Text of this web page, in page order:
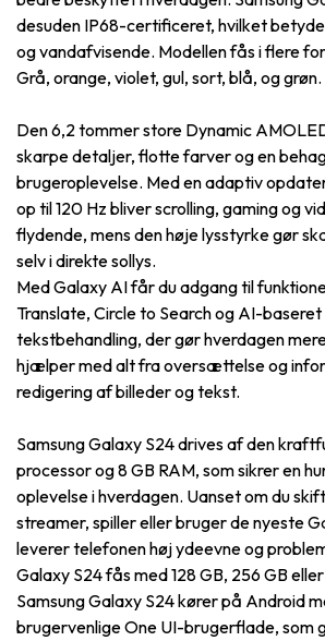
desuden IP68-certificeret, hvilket
og vandafvisende. Modellen fås i flere
Grå, orange, violet, gul, sort, blå, og grøn.
Den 6,2 tommer store Dynamic
skarpe detaljer, flotte farver og en
brugeroplevelse. Med en adaptiv
op til 120 Hz bliver scrolling, gaming og
flydende, mens den høje lysstyrke gør
selv i direkte sollys.
Med Galaxy AI får du adgang til
Translate, Circle to Search og AI-
tekstbehandling, der gør hverdagen
hjælper med alt fra oversættelse og
redigering af billeder og tekst.
Samsung Galaxy S24 drives af den
processor og 8 GB RAM, som sikrer en
oplevelse i hverdagen. Uanset om du
streamer, spiller eller bruger de nyeste
leverer telefonen høj ydeevne og
Galaxy S24 fås med 128 GB, 256 GB
Samsung Galaxy S24 kører på Android
brugervenlige One UI-brugerflade, som